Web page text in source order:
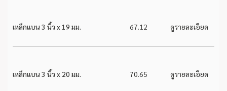
เหล็กแบน 3 นิ้ว x 19 มม. 67.12 ดูรายละเอียด
เหล็กแบน 3 นิ้ว x 20 มม. 70.65 ดูรายละเอียด